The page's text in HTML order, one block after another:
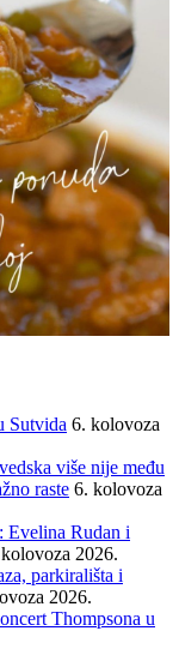
Sutvida 6. kolovoza
više nije među
raste 6. kolovoza
Evelina Rudan i
2026.
parkirališta i
2026.
Thompsona u